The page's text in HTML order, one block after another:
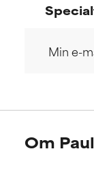
Om